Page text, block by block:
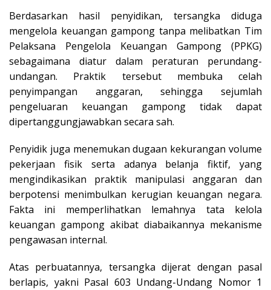
Berdasarkan hasil penyidikan, tersangka diduga
mengelola keuangan gampong tanpa melibatkan Tim
Pelaksana Pengelola Keuangan Gampong (PPKG)
sebagaimana diatur dalam peraturan perundang-
undangan. Praktik tersebut membuka celah
penyimpangan anggaran, sehingga sejumlah
pengeluaran keuangan gampong tidak dapat
dipertanggungjawabkan secara sah.
Penyidik juga menemukan dugaan kekurangan volume
pekerjaan fisik serta adanya belanja fiktif, yang
mengindikasikan praktik manipulasi anggaran dan
berpotensi menimbulkan kerugian keuangan negara.
Fakta ini memperlihatkan lemahnya tata kelola
keuangan gampong akibat diabaikannya mekanisme
pengawasan internal.
Atas perbuatannya, tersangka dijerat dengan pasal
berlapis, yakni Pasal 603 Undang-Undang Nomor 1